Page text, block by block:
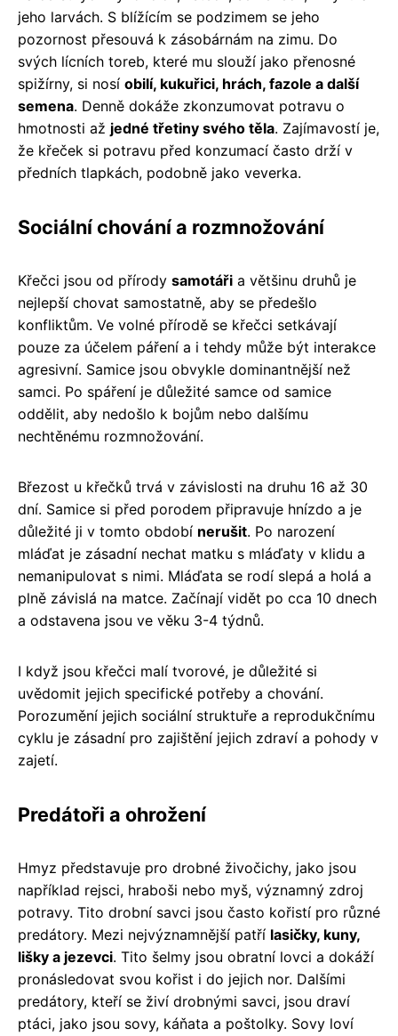
jeho larvách. S blížícím se podzimem se jeho
pozornost přesouvá k zásobárnám na zimu. Do
svých lícních toreb, které mu slouží jako přenosné
spižírny, si nosí obilí, kukuřici, hrách, fazole a další
semena. Denně dokáže zkonzumovat potravu o
hmotnosti až jedné třetiny svého těla. Zajímavostí je,
že křeček si potravu před konzumací často drží v
předních tlapkách, podobně jako veverka.
Sociální chování a rozmnožování
Křečci jsou od přírody samotáři a většinu druhů je
nejlepší chovat samostatně, aby se předešlo
konfliktům. Ve volné přírodě se křečci setkávají
pouze za účelem páření a i tehdy může být interakce
agresivní. Samice jsou obvykle dominantnější než
samci. Po spáření je důležité samce od samice
oddělit, aby nedošlo k bojům nebo dalšímu
nechtěnému rozmnožování.
Březost u křečků trvá v závislosti na druhu 16 až 30
dní. Samice si před porodem připravuje hnízdo a je
důležité ji v tomto období nerušit. Po narození
mláďat je zásadní nechat matku s mláďaty v klidu a
nemanipulovat s nimi. Mláďata se rodí slepá a holá a
plně závislá na matce. Začínají vidět po cca 10 dnech
a odstavena jsou ve věku 3-4 týdnů.
I když jsou křečci malí tvorové, je důležité si
uvědomit jejich specifické potřeby a chování.
Porozumění jejich sociální struktuře a reprodukčnímu
cyklu je zásadní pro zajištění jejich zdraví a pohody v
zajetí.
Predátoři a ohrožení
Hmyz představuje pro drobné živočichy, jako jsou
například rejsci, hraboši nebo myš, významný zdroj
potravy. Tito drobní savci jsou často kořistí pro různé
predátory. Mezi nejvýznamnější patří lasičky, kuny,
lišky a jezevci. Tito šelmy jsou obratní lovci a dokáží
pronásledovat svou kořist i do jejich nor. Dalšími
predátory, kteří se živí drobnými savci, jsou draví
ptáci, jako jsou sovy, káňata a poštolky. Sovy loví